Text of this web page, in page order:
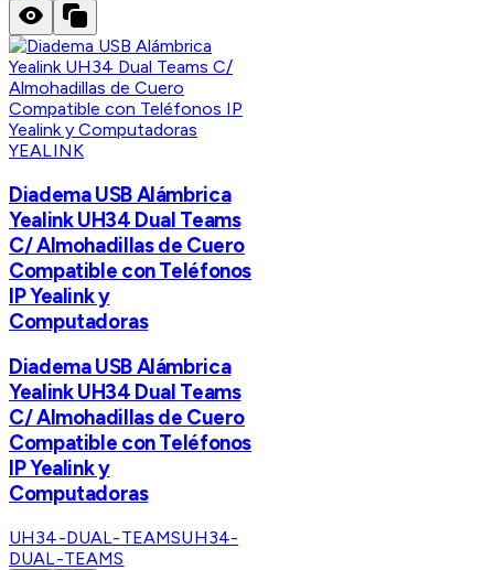
YEALINK
Diadema USB Alámbrica
Yealink UH34 Dual Teams
C/ Almohadillas de Cuero
Compatible con Teléfonos
IP Yealink y
Computadoras
Diadema USB Alámbrica
Yealink UH34 Dual Teams
C/ Almohadillas de Cuero
Compatible con Teléfonos
IP Yealink y
Computadoras
UH34-DUAL-TEAMSUH34-
DUAL-TEAMS